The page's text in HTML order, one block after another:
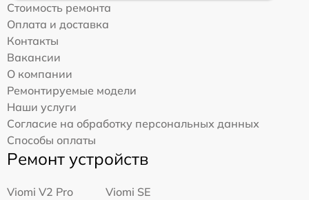
Стоимость ремонта
Оплата и доставка
Контакты
Вакансии
О компании
Ремонтируемые модели
Наши услуги
Согласие на обработку персональных данных
Способы оплаты
Ремонт устройств
Viomi V2 Pro
Viomi SE